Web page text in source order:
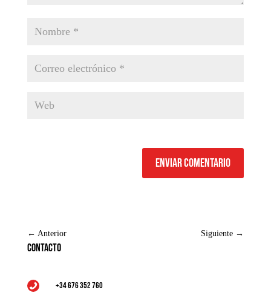
Enviar comentario
← Anterior Siguiente →
Contacto
 +34 676 352 760